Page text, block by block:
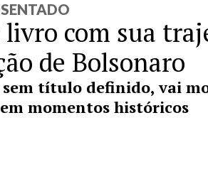
com sua
de Bolsonaro
sem título definido, vai
momentos históricos